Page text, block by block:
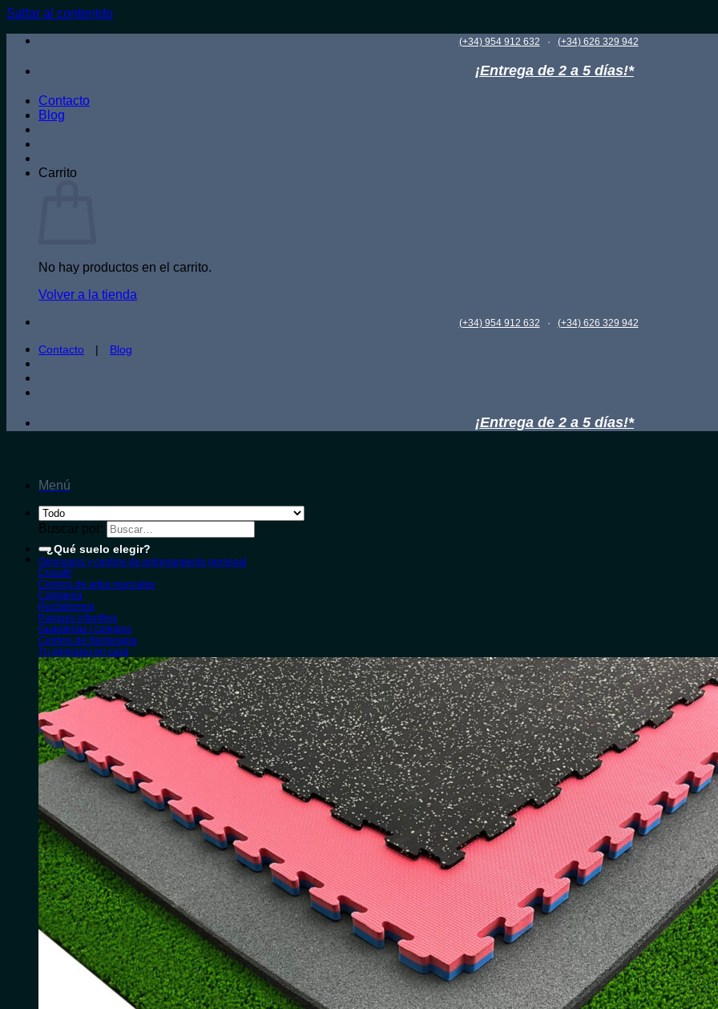
Saltar al contenido
(+34) 954 912 632 · (+34) 626 329 942
¡Entrega de 2 a 5 días!*
Contacto
Blog
Carrito
No hay productos en el carrito.
Volver a la tienda
(+34) 954 912 632 · (+34) 626 329 942
Contacto | Blog
¡Entrega de 2 a 5 días!*
Menú
Buscar por:
¿Qué suelo elegir?
Gimnasios y centros de entrenamiento personal
Crossfit
Centros de artes marciales
Calistenia
Rocódromos
Parques infantiles
Guarderías / colegios
Centros de fisioterapia
Tu gimnasio en casa